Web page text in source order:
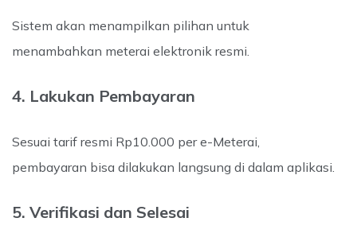
Sistem akan menampilkan pilihan untuk
menambahkan meterai elektronik resmi.
4. Lakukan Pembayaran
Sesuai tarif resmi Rp10.000 per e-Meterai,
pembayaran bisa dilakukan langsung di dalam aplikasi.
5. Verifikasi dan Selesai